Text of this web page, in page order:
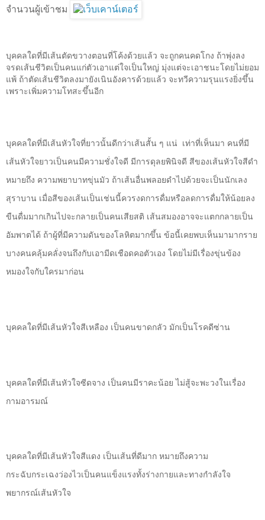
จำนวนผู้เข้าชม
บุคคลใดที่มีเส้นตัดขวางตอนที่โค้งด้วยแล้ว จะถูกคนคดโกง ถ้าพุ่งลง
จรดเส้นชีวิตเป็นคนแก่ตัวเอาแต่ใจเป็นใหญ่ มุ่งแต่จะเอาชนะโดยไม่ยอม
แพ้ ถ้าตัดเส้นชีวิตลงมายังเนินอังคารด้วยแล้ว จะทวีความรุนแรงยิ่งขึ้น
เพราะเพิ่มความโทสะขึ้นอีก
บุคคลใดที่มีเส้นหัวใจที่ยาวนั้นดีกว่าเส้นสั้น ๆ แน่
เท่าที่เห็นมา คนที่มี
เส้นหัวใจยาวเป็นคนมีความชั่งใจดี มีการดุลยพินิจดี สีของเส้นหัวใจสีดำ
หมายถึง ความพยาบาทขุ่นมัว ถ้าเส้นอื่นพลอยดำไปด้วยจะเป็นนักเลง
สุราบาน เมื่อสีของเส้นเป็นเช่นนี้ควรงดการดื่มหรือลดการดื่มให้น้อยลง
ขืนดื่มมากเกินไปจะกลายเป็นคนเสียสติ เส้นสมองอาจจะแตกกลายเป็น
อัมพาตได้ ถ้าผู้ที่มีความดันของโลหิตมากขึ้น ข้อนี้เคยพบเห็นมามากราย
บางคนคลุ้มคลั่งจนถึงกับเอามีดเชือดคอตัวเอง โดยไม่มีเรื่องขุ่นข้อง
หมองใจกับใครมาก่อน
บุคคลใดที่มีเส้นหัวใจสีเหลือง เป็นคนขาดกลัว มักเป็นโรคดีซ่าน
บุคคลใดที่มีเส้นหัวใจซีดจาง เป็นคนมีราคะน้อย ไม่สู้จะพะวงในเรื่อง
กามอารมณ์
บุคคลใดที่มีเส้นหัวใจสีแดง เป็นเส้นที่ดีมาก หมายถึงความ
กระฉับกระเฉงว่องไวเป็นคนแข็งแรงทั้งร่างกายและทางกำลังใจ
พยากรณ์เส้นหัวใจ